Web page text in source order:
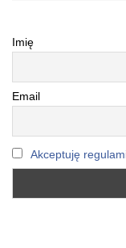
Imię
Email
Akceptuję